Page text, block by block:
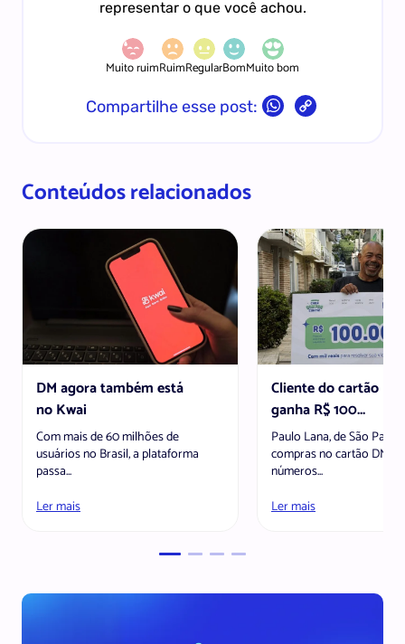
representar o que você achou.
Muito ruimRuimRegularBomMuito bom
Compartilhe esse post:
Conteúdos relacionados
DM agora também está
no Kwai
Com mais de 60 milhões de
usuários no Brasil, a plataforma
passa...
Ler mais
Cliente do cartão
ganha R$ 100...
Paulo Lana, de São
compras no cartão DM,
números...
Ler mais